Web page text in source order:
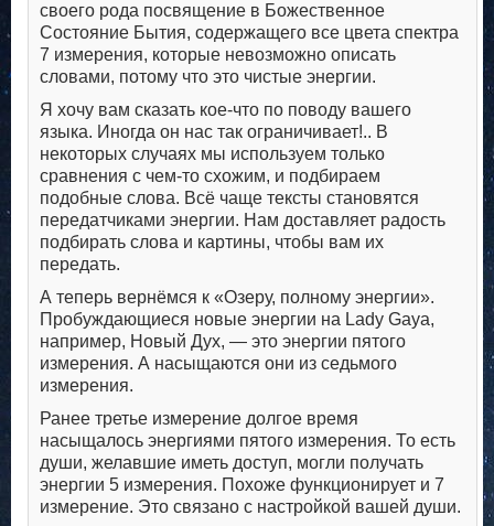
своего рода посвящение в Божественное
Состояние Бытия, содержащего все цвета спектра
7 измерения, которые невозможно описать
словами, потому что это чистые энергии.
Я хочу вам сказать кое-что по поводу вашего
языка. Иногда он нас так ограничивает!.. В
некоторых случаях мы используем только
сравнения с чем-то схожим, и подбираем
подобные слова. Всё чаще тексты становятся
передатчиками энергии. Нам доставляет радость
подбирать слова и картины, чтобы вам их
передать.
А теперь вернёмся к «Озеру, полному энергии».
Пробуждающиеся новые энергии на Lady Gaya,
например, Новый Дух, — это энергии пятого
измерения. А насыщаются они из седьмого
измерения.
Ранее третье измерение долгое время
насыщалось энергиями пятого измерения. То есть
души, желавшие иметь доступ, могли получать
энергии 5 измерения. Похоже функционирует и 7
измерение. Это связано с настройкой вашей души.